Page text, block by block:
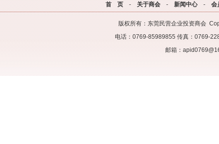
首 页- 关于商会 - 新闻中心-会
版权所有：东莞民营企业投资商会
电话：0769-85989855 传真：0769-
邮箱：